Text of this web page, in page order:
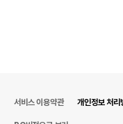
서비스 이용약관 개인정보 처리